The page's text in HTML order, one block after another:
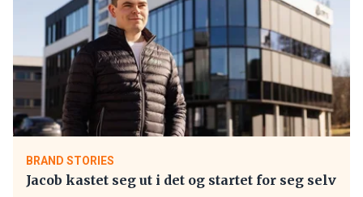
BRAND STORIES
Jacob kastet seg ut i det og startet for seg selv